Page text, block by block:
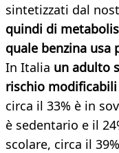
sintetizzati dal
quindi di
quale benzina usa
In Italia un adulto
rischio
circa il 33% è in
è sedentario e il
scolare, circa il